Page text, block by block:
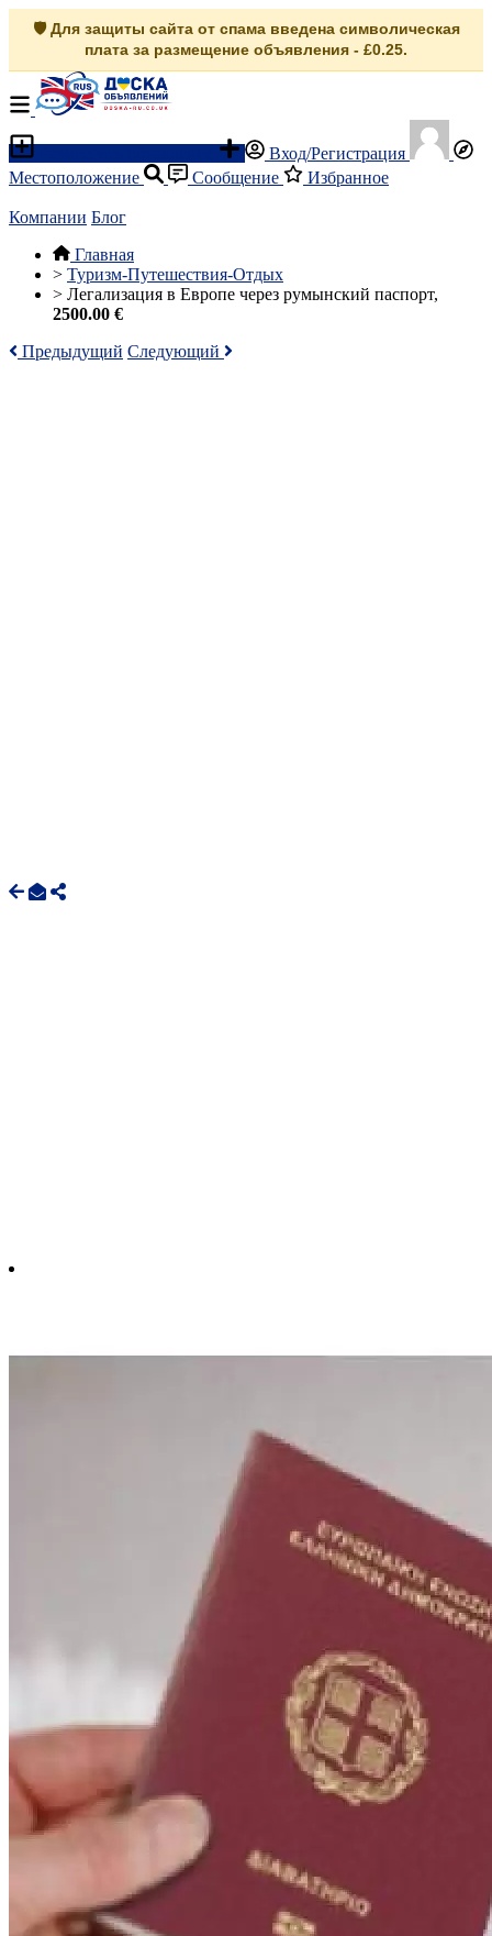
🛡️ Для защиты сайта от спама введена символическая
плата за размещение объявления - £0.25.
Вход/Регистрация
Местоположение
Сообщение Избранное
Компании Блог
Главная
> Туризм-Путешествия-Отдых
> Легализация в Европе через румынский паспорт,
2500.00 €
Предыдущий Следующий